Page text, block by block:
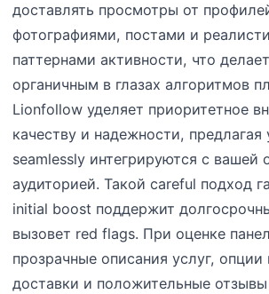
доставлять просмотры от
фотографиями, постами и
паттернами активности, что
органичным в глазах алгоритмов
Lionfollow уделяет приоритетное
качеству и надежности, предлагая
seamlessly интегрируются с вашей
аудиторией. Такой careful подход
initial boost поддержит
вызовет red flags. При оценке
прозрачные описания услуг, опции
доставки и положительные